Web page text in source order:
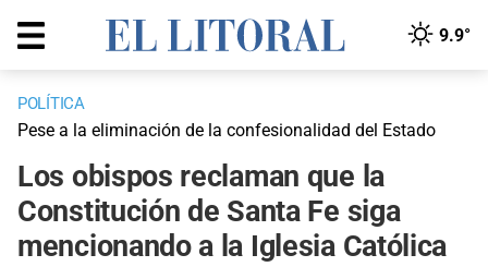
9.9°
POLÍTICA
Pese a la eliminación de la confesionalidad del Estado
Los obispos reclaman que la
Constitución de Santa Fe siga
mencionando a la Iglesia Católica